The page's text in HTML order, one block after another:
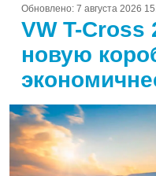
Обновлено: 7 августа 2026
VW T-Cross
новую